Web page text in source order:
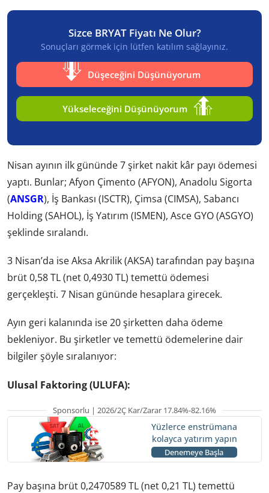
Sizce BRYAT Fiyatı Ne Olur?
Sonuçları görmek için lütfen katılım sağlayınız.
Düşeceğini Düşünüyorum
Yükseleceğini Düşünüyorum
Nisan ayının ilk gününde 7 şirket nakit kâr payı ödemesi
yaptı. Bunlar; Afyon Çimento (AFYON), Anadolu Sigorta
(ANSGR), İş Bankası (ISCTR), Çimsa (CIMSA), Sabancı
Holding (SAHOL), İş Yatırım (ISMEN), Asce GYO (ASGYO)
şeklinde sıralandı.
3 Nisan’da ise Aksa Akrilik (AKSA) tarafından pay başına
brüt 0,58 TL (net 0,4930 TL) temettü ödemesi
gerçekleşti. 7 Nisan gününde hesaplara girecek.
Ayın geri kalanında ise 20 şirketten daha ödeme
bekleniyor. Bu şirketler ve temettü ödemelerine dair
bilgiler şöyle sıralanıyor:
Ulusal Faktoring (ULUFA):
Sponsorlu | 2026/2Ç Kar/Zarar 17.84%-82.16%
Yüzlerce enstrümana
kolayca yatırım yapın
Denemeye Başla
Pay başına brüt 0,2470589 TL (net 0,21 TL) temettü